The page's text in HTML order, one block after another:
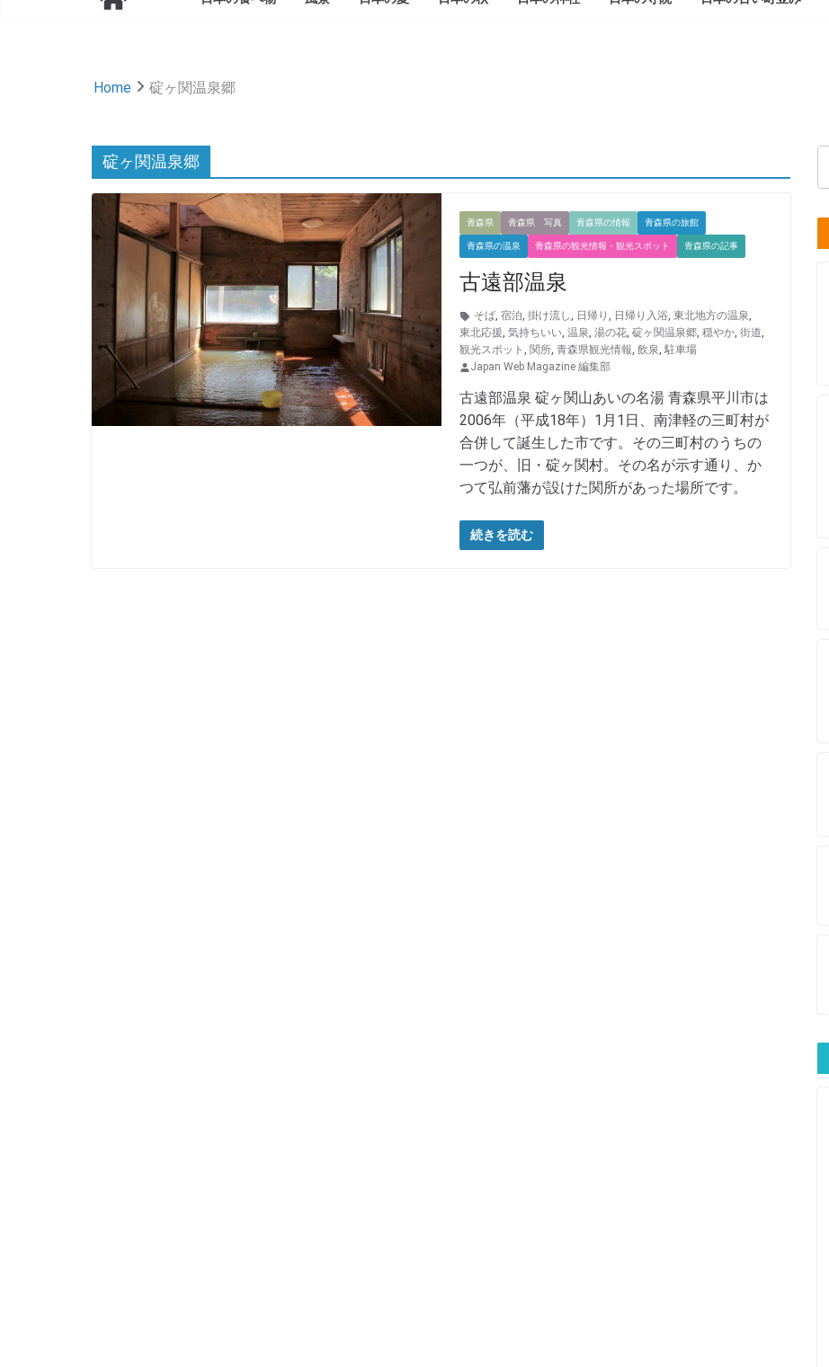
Home 碇ヶ関温泉郷
碇ヶ関温泉郷
青森県 青森県 写真 青森県の情報 青森県の旅館
青森県の温泉 青森県の観光情報・観光スポット 青森県の記事
古遠部温泉
そば, 宿泊, 掛け流し, 日帰り , 日帰り入浴, 東北地方の温泉,
東北応援, 気持ちいい, 温泉, 湯の花, 碇ヶ関温泉郷, 穏やか, 街道,
観光スポット , 関所, 青森県観光情報, 飲泉, 駐車場
Japan Web Magazine 編集部
古遠部温泉 碇ヶ関山あいの名湯 青森県平川市は
2006年（平成18年）1月1日、南津軽の三町村が
合併して誕生した市です。その三町村のうちの
一つが、旧・碇ヶ関村。その名が示す通り、か
つて弘前藩が設けた関所があった場所です。
続きを読む